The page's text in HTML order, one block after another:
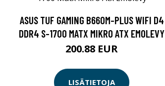
ASUS TUF GAMING B660M-PLUS WIFI D4
DDR4 S-1700 MATX MIKRO ATX EMOLEVY
200.88 EUR
LISÄTIETOJA